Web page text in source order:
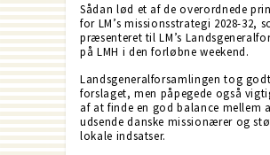
Sådan lød et af de overordnede
for LM’s missionsstrategi 2028-32,
præsenteret til LM’s
på LMH i den forløbne weekend.
Landsgeneralforsamlingen tog
forslaget, men påpegede også
af at finde en god balance mellem
udsende danske missionærer og
lokale indsatser.